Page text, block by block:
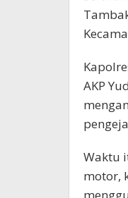
AKP
Waktu
motor,